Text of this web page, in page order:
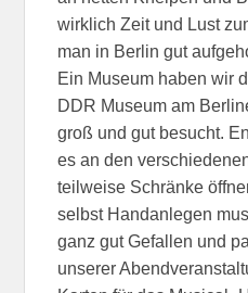
wirklich Zeit und Lust
man in Berlin gut
Ein Museum haben wir
DDR Museum am
groß und gut besucht.
es an den
teilweise Schränke
selbst Handanlegen
ganz gut Gefallen und
unserer